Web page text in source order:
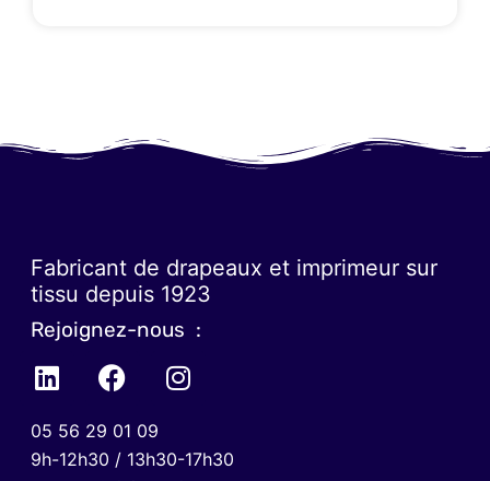
Fabricant de drapeaux et imprimeur sur
tissu depuis 1923
Rejoignez-nous :
05 56 29 01 09
9h-12h30 / 13h30-17h30